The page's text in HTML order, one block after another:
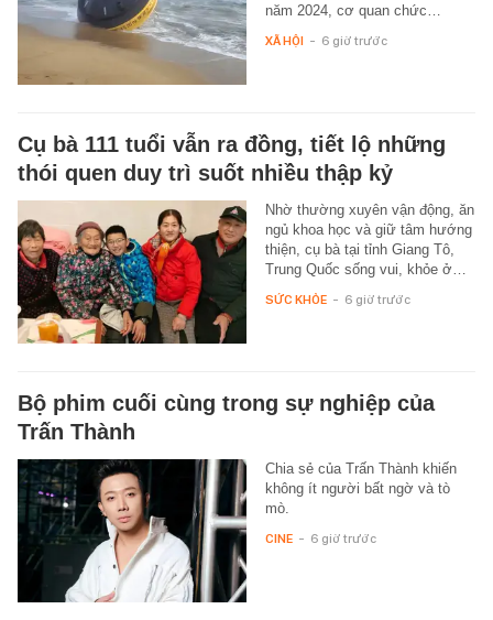
năm 2024, cơ quan chức…
XÃ HỘI - 6 giờ trước
Cụ bà 111 tuổi vẫn ra đồng, tiết lộ những
thói quen duy trì suốt nhiều thập kỷ
Nhờ thường xuyên vận động, ăn
ngủ khoa học và giữ tâm hướng
thiện, cụ bà tại tỉnh Giang Tô,
Trung Quốc sống vui, khỏe ở…
SỨC KHỎE - 6 giờ trước
Bộ phim cuối cùng trong sự nghiệp của
Trấn Thành
Chia sẻ của Trấn Thành khiến
không ít người bất ngờ và tò
mò.
CINE - 6 giờ trước